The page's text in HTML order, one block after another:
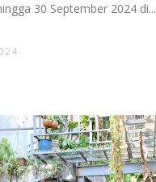
30 September 2024 di...